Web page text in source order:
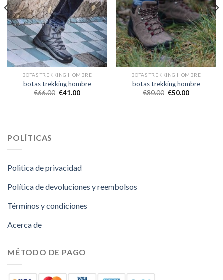
BOTAS TREKKING HOMBRE
botas trekking hombre
€66.00 €41.00
BOTAS TREKKING HOMBRE
botas trekking hombre
€80.00 €50.00
POLÍTICAS
Politica de privacidad
Política de devoluciones y reembolsos
Términos y condiciones
Acerca de
MÉTODO DE PAGO